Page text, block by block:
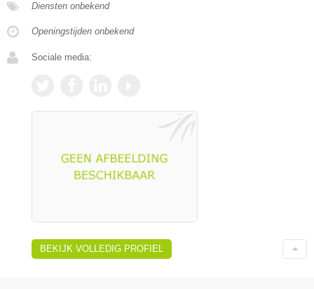
Diensten onbekend
Openingstijden onbekend
Sociale media:
BEKIJK VOLLEDIG PROFIEL